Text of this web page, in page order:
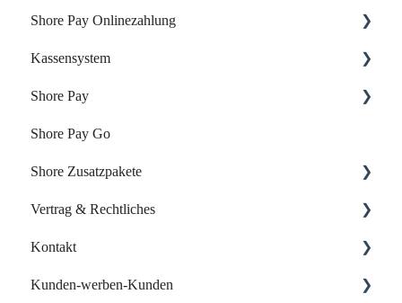
Shore Pay Onlinezahlung
Einrichtung & Aktivierung
Zahlungsoptionen & Funktionen
Kassensystem
Dein Start mit der Shore Kasse
Dein Account & Zugang
Produkte & Inventar
Kunden & Benutzer
Kassieren & Verkauf
Berichte & Buchhaltung
Shore Pay
Erste Schritte
FAQs - Fragen & Antworten zu Shore Pay
Shore Pay Go
Shore Zusatzpakete
Onlineshop
Website-Baukasten
Online-Verzeichnisse
Vertrag & Rechtliches
Vertrag & Rechnungen
Datenschutz
Kontakt
Support kontaktieren
Kunden-werben-Kunden